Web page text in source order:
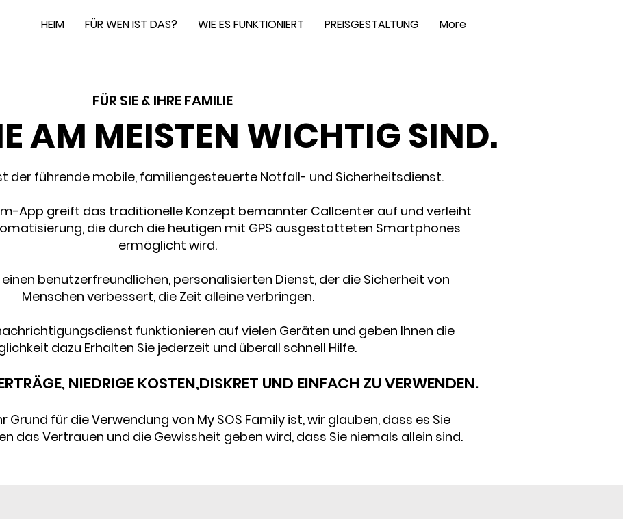
HEIM FÜR WEN IST DAS? WIE ES FUNKTIONIERT PREISGESTALTUNG More
FÜR SIE & IHRE FAMILIE
AM MEISTEN WICHTIG SIND.
der führende mobile, familiengesteuerte Notfall- und Sicherheitsdienst.
App greift das traditionelle Konzept bemannter Callcenter auf und verleiht
die durch die heutigen mit GPS ausgestatteten Smartphones
ermöglicht wird.
benutzerfreundlichen, personalisierten Dienst, der die Sicherheit von
Menschen verbessert, die Zeit alleine verbringen.
funktionieren auf vielen Geräten und geben Ihnen die
dazu Erhalten Sie jederzeit und überall schnell Hilfe.
NIEDRIGE KOSTEN,DISKRET UND EINFACH ZU VERWENDEN.
Grund für die Verwendung von My SOS Family ist, wir glauben, dass es Sie
das Vertrauen und die Gewissheit geben wird, dass Sie niemals allein sind.